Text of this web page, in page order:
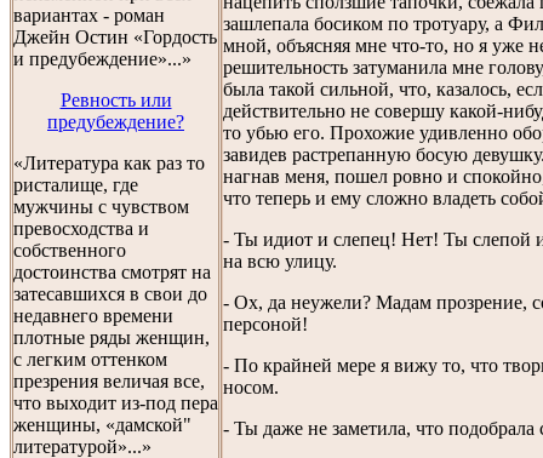
вариантах - роман
Джейн Остин «Гордость
и предубеждение»...»
Ревность или
предубеждение?
«Литература как раз то
ристалище, где
мужчины с чувством
превосходства и
собственного
достоинства смотрят на
затесавшихся в свои до
недавнего времени
плотные ряды женщин,
с легким оттенком
презрения величая все,
что выходит из-под пера
женщины, «дамской"
литературой»...»
зашлепала босиком по тротуару, а
мной, объясняя мне что-то, но я уже
решительность затуманила мне
была такой сильной, что, казалось,
действительно не совершу какой-
то убью его. Прохожие удивленно
завидев растрепанную босую
нагнав меня, пошел ровно и
что теперь и ему сложно владеть
- Ты идиот и слепец! Нет! Ты слепой
на всю улицу.
- Ох, да неужели? Мадам прозрение,
персоной!
- По крайней мере я вижу то, что
носом.
- Ты даже не заметила, что подобрала